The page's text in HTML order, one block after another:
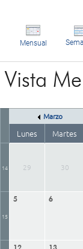
Mensual
Vista
Marzo
Lunes Martes
14 29 30
15
5 6
12 13